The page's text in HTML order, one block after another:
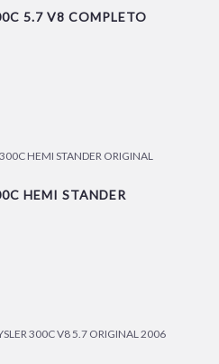
5.7 V8 COMPLETO
HEMI STANDER